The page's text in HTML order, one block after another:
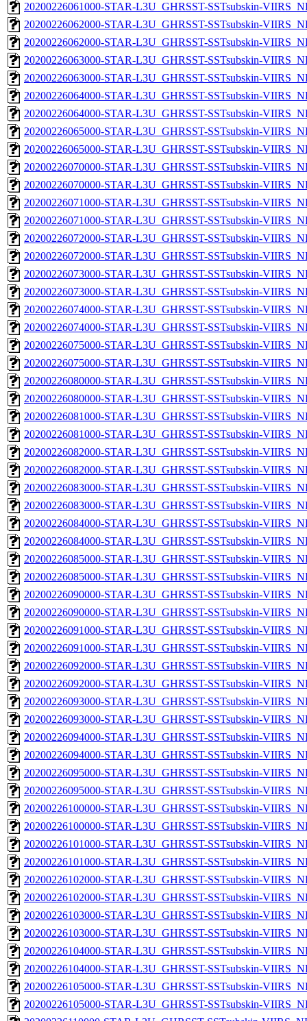
20200226061000-STAR-L3U_GHRSST-SSTsubskin-
20200226062000-STAR-L3U_GHRSST-SSTsubskin-
20200226062000-STAR-L3U_GHRSST-SSTsubskin-
20200226063000-STAR-L3U_GHRSST-SSTsubskin-
20200226063000-STAR-L3U_GHRSST-SSTsubskin-
20200226064000-STAR-L3U_GHRSST-SSTsubskin-
20200226064000-STAR-L3U_GHRSST-SSTsubskin-
20200226065000-STAR-L3U_GHRSST-SSTsubskin-
20200226065000-STAR-L3U_GHRSST-SSTsubskin-
20200226070000-STAR-L3U_GHRSST-SSTsubskin-
20200226070000-STAR-L3U_GHRSST-SSTsubskin-
20200226071000-STAR-L3U_GHRSST-SSTsubskin-
20200226071000-STAR-L3U_GHRSST-SSTsubskin-
20200226072000-STAR-L3U_GHRSST-SSTsubskin-
20200226072000-STAR-L3U_GHRSST-SSTsubskin-
20200226073000-STAR-L3U_GHRSST-SSTsubskin-
20200226073000-STAR-L3U_GHRSST-SSTsubskin-
20200226074000-STAR-L3U_GHRSST-SSTsubskin-
20200226074000-STAR-L3U_GHRSST-SSTsubskin-
20200226075000-STAR-L3U_GHRSST-SSTsubskin-
20200226075000-STAR-L3U_GHRSST-SSTsubskin-
20200226080000-STAR-L3U_GHRSST-SSTsubskin-
20200226080000-STAR-L3U_GHRSST-SSTsubskin-
20200226081000-STAR-L3U_GHRSST-SSTsubskin-
20200226081000-STAR-L3U_GHRSST-SSTsubskin-
20200226082000-STAR-L3U_GHRSST-SSTsubskin-
20200226082000-STAR-L3U_GHRSST-SSTsubskin-
20200226083000-STAR-L3U_GHRSST-SSTsubskin-
20200226083000-STAR-L3U_GHRSST-SSTsubskin-
20200226084000-STAR-L3U_GHRSST-SSTsubskin-
20200226084000-STAR-L3U_GHRSST-SSTsubskin-
20200226085000-STAR-L3U_GHRSST-SSTsubskin-
20200226085000-STAR-L3U_GHRSST-SSTsubskin-
20200226090000-STAR-L3U_GHRSST-SSTsubskin-
20200226090000-STAR-L3U_GHRSST-SSTsubskin-
20200226091000-STAR-L3U_GHRSST-SSTsubskin-
20200226091000-STAR-L3U_GHRSST-SSTsubskin-
20200226092000-STAR-L3U_GHRSST-SSTsubskin-
20200226092000-STAR-L3U_GHRSST-SSTsubskin-
20200226093000-STAR-L3U_GHRSST-SSTsubskin-
20200226093000-STAR-L3U_GHRSST-SSTsubskin-
20200226094000-STAR-L3U_GHRSST-SSTsubskin-
20200226094000-STAR-L3U_GHRSST-SSTsubskin-
20200226095000-STAR-L3U_GHRSST-SSTsubskin-
20200226095000-STAR-L3U_GHRSST-SSTsubskin-
20200226100000-STAR-L3U_GHRSST-SSTsubskin-
20200226100000-STAR-L3U_GHRSST-SSTsubskin-
20200226101000-STAR-L3U_GHRSST-SSTsubskin-
20200226101000-STAR-L3U_GHRSST-SSTsubskin-
20200226102000-STAR-L3U_GHRSST-SSTsubskin-
20200226102000-STAR-L3U_GHRSST-SSTsubskin-
20200226103000-STAR-L3U_GHRSST-SSTsubskin-
20200226103000-STAR-L3U_GHRSST-SSTsubskin-
20200226104000-STAR-L3U_GHRSST-SSTsubskin-
20200226104000-STAR-L3U_GHRSST-SSTsubskin-
20200226105000-STAR-L3U_GHRSST-SSTsubskin-
20200226105000-STAR-L3U_GHRSST-SSTsubskin-